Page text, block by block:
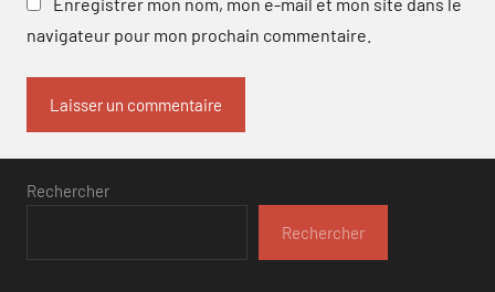
navigateur pour mon prochain commentaire.
Rechercher
Rechercher